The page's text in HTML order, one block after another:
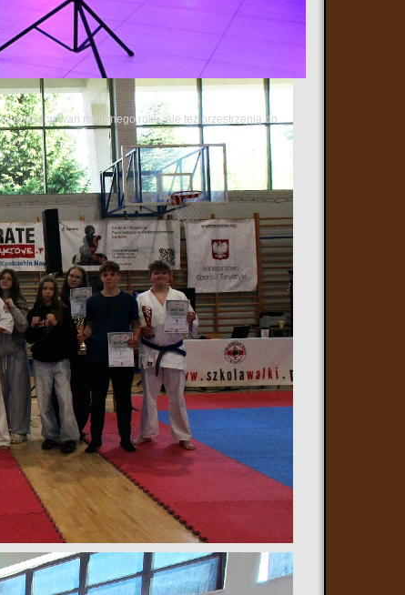
podsumowań minionego roku, ale też przestrzenią do